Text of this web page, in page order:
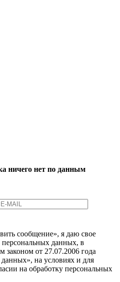
ничего нет по данным
сообщение», я даю свое
персональных данных, в
законом от 27.07.2006 года
на условиях и для
на обработку персональных